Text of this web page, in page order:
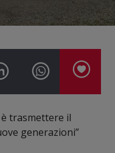
trasmettere il
generazioni”